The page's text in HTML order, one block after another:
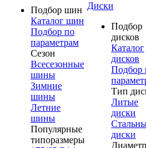
Подбор шин
Каталог шин
Подбор по
параметрам
Сезон
Всесезонные
шины
Зимние
шины
Летние
шины
Популярные
типоразмеры
Диски
Подбор
дисков
Каталог
дисков
Подбор
Тип
Литые
диски
диски
Диаметр